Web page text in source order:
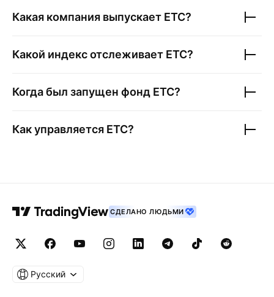
Какая компания выпускает ETC?
Какой индекс отслеживает ETC?
Когда был запущен фонд ETC?
Как управляется ETC?
СДЕЛАНО ЛЮДЬМИ
Русский